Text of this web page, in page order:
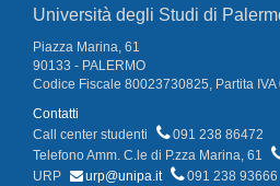
Università degli Studi di
Piazza Marina, 61
90133 - PALERMO
Codice Fiscale 80023730825, Partita
Contatti
Call center studenti
091 238 86472
Telefono Amm. C.le di P.zza Marina, 61
URP
urp@unipa.it
091 238 93666